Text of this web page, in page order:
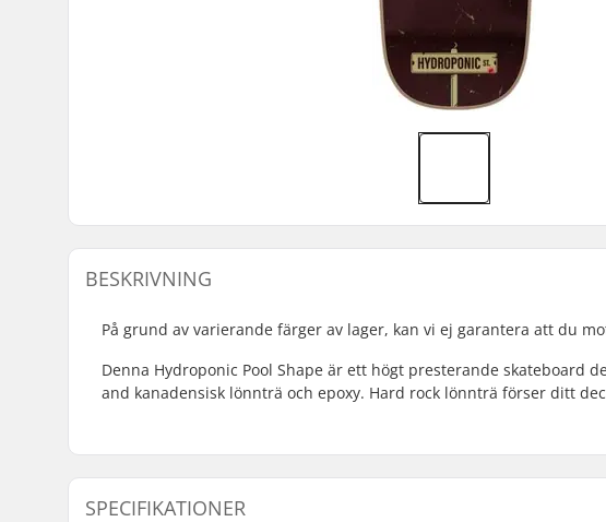
BESKRIVNING
På grund av varierande färger av lager, kan vi ej garantera att du
Denna Hydroponic Pool Shape är ett högt presterande skateboard
and kanadensisk lönnträ och epoxy. Hard rock lönnträ förser ditt
SPECIFIKATIONER